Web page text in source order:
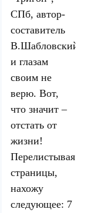
СПб, автор-
составитель
В.Шабловский)
и глазам
своим не
верю. Вот,
что значит –
отстать от
жизни!
Перелистывая
страницы,
нахожу
следующее: 7